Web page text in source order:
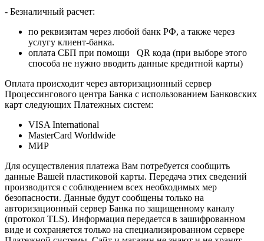
- Безналичный расчет:
по реквизитам через любой банк РФ, а также через
услугу клиент-банка.
оплата СБП при помощи QR кода (при выборе этого
способа не нужно вводить данные кредитной карты)
Оплата происходит через авторизационный сервер
Процессингового центра Банка с использованием Банковских
карт следующих Платежных систем:
VISA International
MasterCard Worldwide
МИР
Для осуществления платежа Вам потребуется сообщить
данные Вашей пластиковой карты. Передача этих сведений
производится с соблюдением всех необходимых мер
безопасности. Данные будут сообщены только на
авторизационный сервер Банка по защищенному каналу
(протокол TLS). Информация передается в зашифрованном
виде и сохраняется только на специализированном сервере